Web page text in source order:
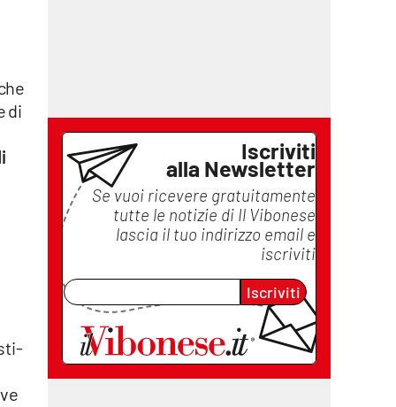
di
Iscriviti
alla Newsletter
Se vuoi ricevere gratuitamente
tutte le notizie di Il Vibonese
lascia il tuo indirizzo email e
iscriviti
Iscriviti